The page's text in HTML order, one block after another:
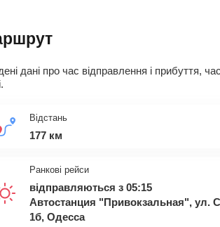
дані про час відправлення і прибуття,
Відстань
177 км
Ранкові рейси
відправляються з 05:15
Автостанция "Привокзальная", ул.
1б, Одесса